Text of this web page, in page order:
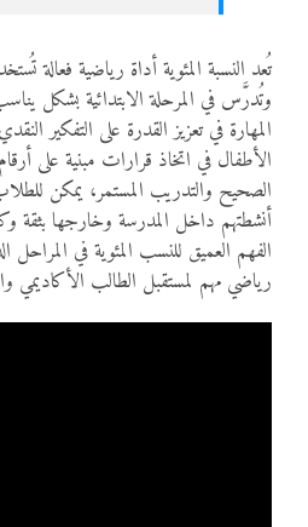
تُعد النسبة المئوية أداة رياضية فعالة
وتُدرَّس في المرحلة الابتدائية بشكل
المهارة في تعزيز القدرة على التفكير
الأطفال في اتخاذ قرارات مبنية على
الصحيح والتدريب المستمر، يمكن
أنشطتهم داخل المدرسة وخارجها بثقة
الفهم العميق للنسب المئوية في المراحل
رياضي مهم لمستقبل الطالب الأكاديمي